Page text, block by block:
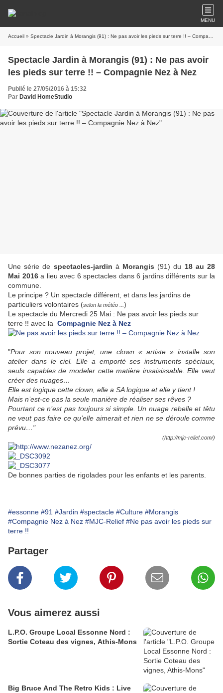
MENU
Accueil » Spectacle Jardin à Morangis (91) : Ne pas avoir les pieds sur terre !! – Compagnie Nez à Nez
Spectacle Jardin à Morangis (91) : Ne pas avoir
les pieds sur terre !! – Compagnie Nez à Nez
Publié le 27/05/2016 à 15:32
Par David HomeStudio
Une série de spectacles-jardin à Morangis (91) du 18 au 28
Mai 2016a lieu avec 6 spectacles dans 6 jardins différents sur la
commune.
Le principe ? Un spectacle différent, et dans les jardins de
particuliers volontaires (selon la météo ... )
Le spectacle du Mercredi 25 Mai : Ne pas avoir les pieds sur
terre !! avec la Compagnie Nez à Nez
"Pour son nouveau projet, une clown « artiste » installe son
atelier dans le ciel. Elle a emporté ses instruments spéciaux,
seuls capables de modeler cette matière insaisissable. Elle veut
créer des nuages…
Elle est logique cette clown, elle a SA logique et elle y tient !
Mais n’est-ce pas la seule manière de réaliser ses rêves ?
Pourtant ce n’est pas toujours si simple. Un nuage rebelle et têtu
ne veut pas faire ce qu’elle aimerait et rien ne se déroule comme
prévu…"
(http://mjc-relief.com/)
De bonnes parties de rigolades pour les enfants et les parents.
#essonne #91 #Jardin #spectacle #Culture #Morangis
#Compagnie Nez à Nez #MJC-Relief #Ne pas avoir les pieds sur
terre !!
Partager
Vous aimerez aussi
L.P.O. Groupe Local Essonne Nord :
Sortie Coteau des vignes, Athis-Mons
Big Bruce And The Retro Kids : Live